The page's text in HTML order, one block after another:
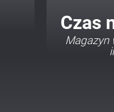
Twój